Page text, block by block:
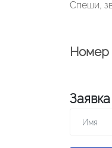
Спеши,
Номер